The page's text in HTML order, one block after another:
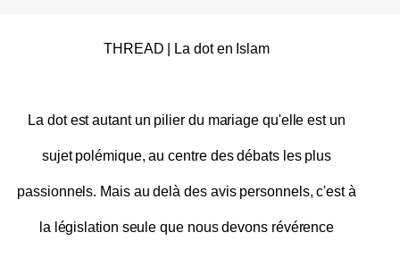
THREAD | La dot en Islam
La dot est autant un pilier du mariage qu'elle est un
sujet polémique, au centre des débats les plus
passionnels. Mais au delà des avis personnels, c'est à
la législation seule que nous devons révérence